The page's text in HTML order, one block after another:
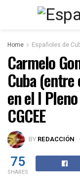
Home Españoles de
Carmelo
Cuba
en el I
CGCEE
BY REDACCIÓN
75
SHARES